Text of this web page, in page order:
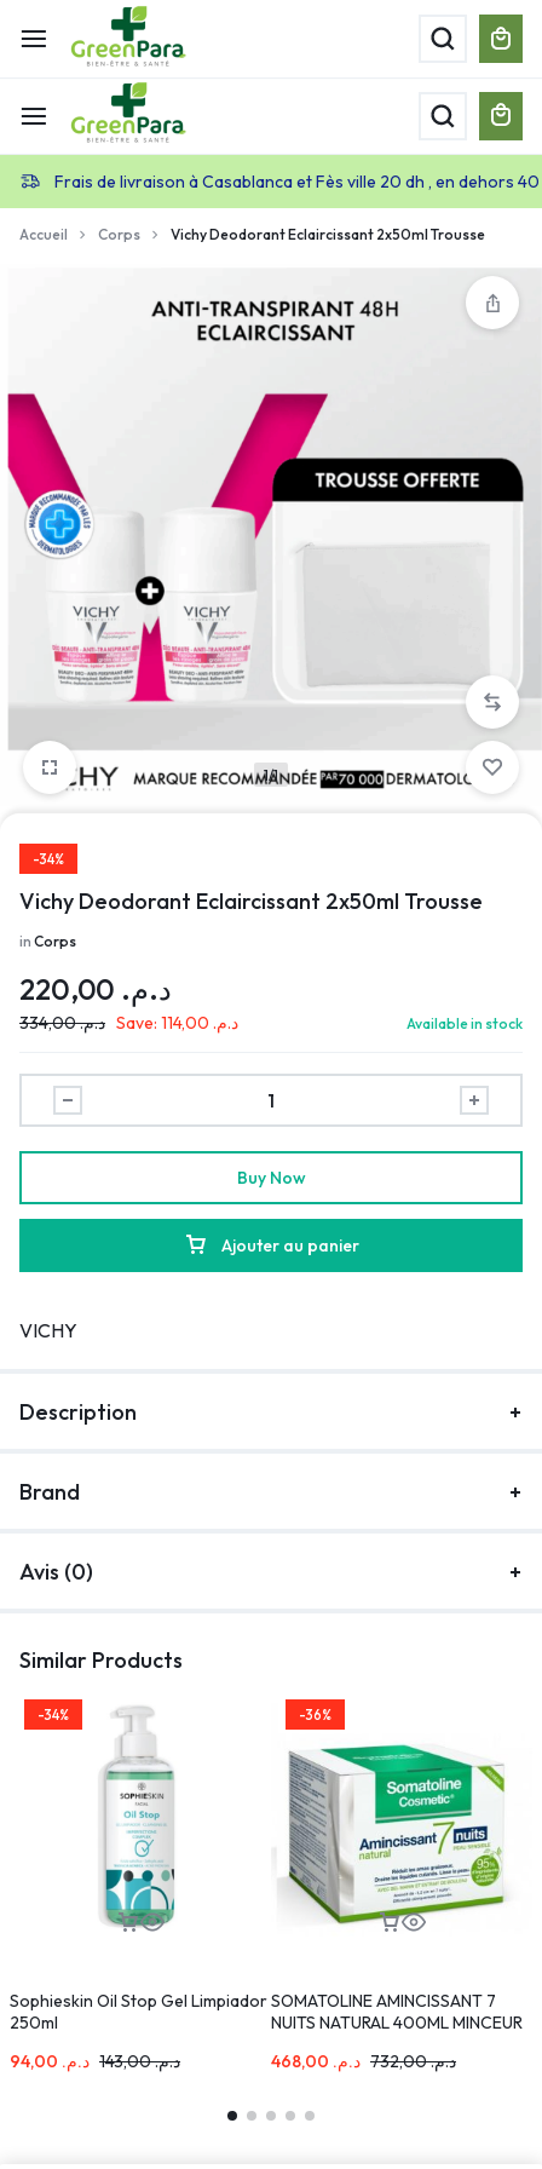
Frais de livraison à Casablanca et Fès ville 20 dh , en dehors
Accueil Corps Vichy Deodorant Eclaircissant 2x50ml Trousse
1/1
-34%
Vichy Deodorant Eclaircissant 2x50ml Trousse
in Corps
د.م.
د.م.334,00 Save: د.م. Available in stock
Ajouter au panier
Buy Now
VICHY
Description
Brand
Avis (0)
Similar Products
-34%
Sophieskin Oil Stop Gel Limpiador
250ml
د.م.
د.م.143,00
-36%
SOMATOLINE AMINCISSANT 7
NUITS NATURAL 400ML MINCEUR
د.م. د.م.732,00